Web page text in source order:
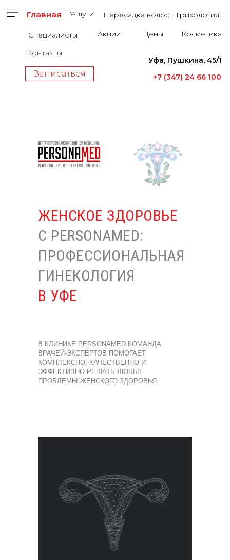
Записаться
Контакты
Пересадка волос
В КЛИНИКЕ PERSONAMED КОМАНДА
ВРАЧЕЙ-ЭКСПЕРТОВ ПОМОГАЕТ
КОМПЛЕКСНО, КАЧЕСТВЕННО И
ЭФФЕКТИВНО РЕШАТЬ ЛЮБЫЕ
ПРОБЛЕМЫ ЖЕНСКОГО ЗДОРОВЬЯ.
ПРОФЕССИОНАЛЬНАЯ
ГИНЕКОЛОГИЯ
В УФЕ
С PERSONAMED:
ЖЕНСКОЕ ЗДОРОВЬЕ